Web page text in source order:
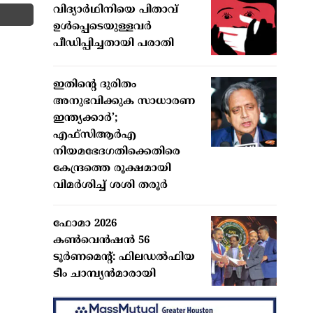
വിദ്യാര്‍ഥിനിയെ പിതാവ്
ഉള്‍പ്പെടെയുള്ളവര്‍
പീഡിപ്പിച്ചതായി പരാതി
ഇതിന്റെ ദുരിതം
അനുഭവിക്കുക സാധാരണ
ഇന്ത്യക്കാര്‍’;
എഫ്‌സിആര്‍എ
നിയമഭേദഗതിക്കെതിരെ
കേന്ദ്രത്തെ രൂക്ഷമായി
വിമര്‍ശിച്ച് ശശി തരൂര്‍
ഫോമാ 2026
കണ്‍വെന്‍ഷന്‍ 56
ടൂര്‍ണമെന്റ്: ഫിലഡല്‍ഫിയ
ടീം ചാമ്പ്യന്‍മാരായി